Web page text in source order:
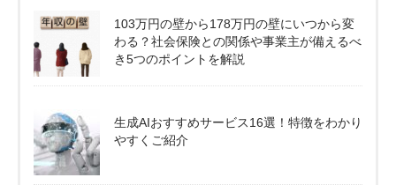
103万円の壁から178万円の壁にいつから変
わる？社会保険との関係や事業主が備えるべ
き5つのポイントを解説
生成AIおすすめサービス16選！特徴をわかり
やすくご紹介